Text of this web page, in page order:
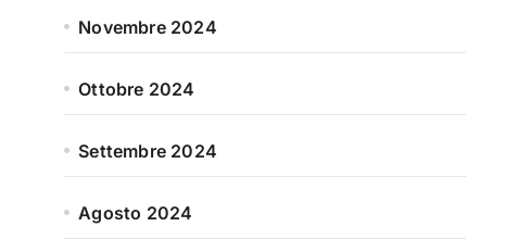
Novembre 2024
Ottobre 2024
Settembre 2024
Agosto 2024